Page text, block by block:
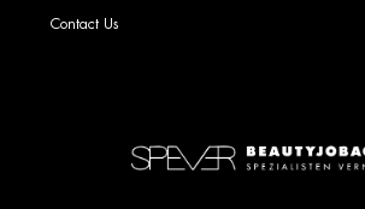
Contact Us